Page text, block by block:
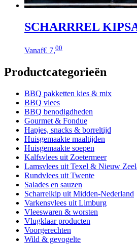
SCHARRREL
Vanaf€ 7,00
Productcategorieën
BBQ pakketten kies & mix
BBQ vlees
BBQ benodigdheden
Gourmet & Fondue
Hapjes, snacks & borreltijd
Huisgemaakte maaltijden
Huisgemaakte soepen
Kalfsvlees uit Zoetermeer
Lamsvlees uit Texel & Nieuw
Rundvlees uit Twente
Salades en sauzen
Scharrelkip uit Midden-Nederland
Varkensvlees uit Limburg
Vleeswaren & worsten
Vlugklaar producten
Voorgerechten
Wild & gevogelte